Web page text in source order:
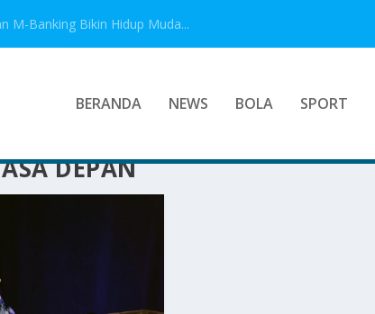
M-Banking Bikin Hidup Muda...
BERANDA NEWS BOLA SPORT
DEPAN